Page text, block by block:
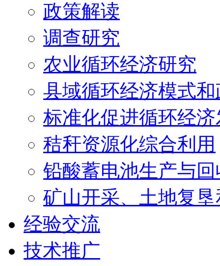
政策解读
调查研究
农业循环经济研究
县域循环经济模式
标准化促进循环经
秸秆资源化综合利用
铅酸蓄电池生产与回
矿山开采、土地复
经验交流
技术推广